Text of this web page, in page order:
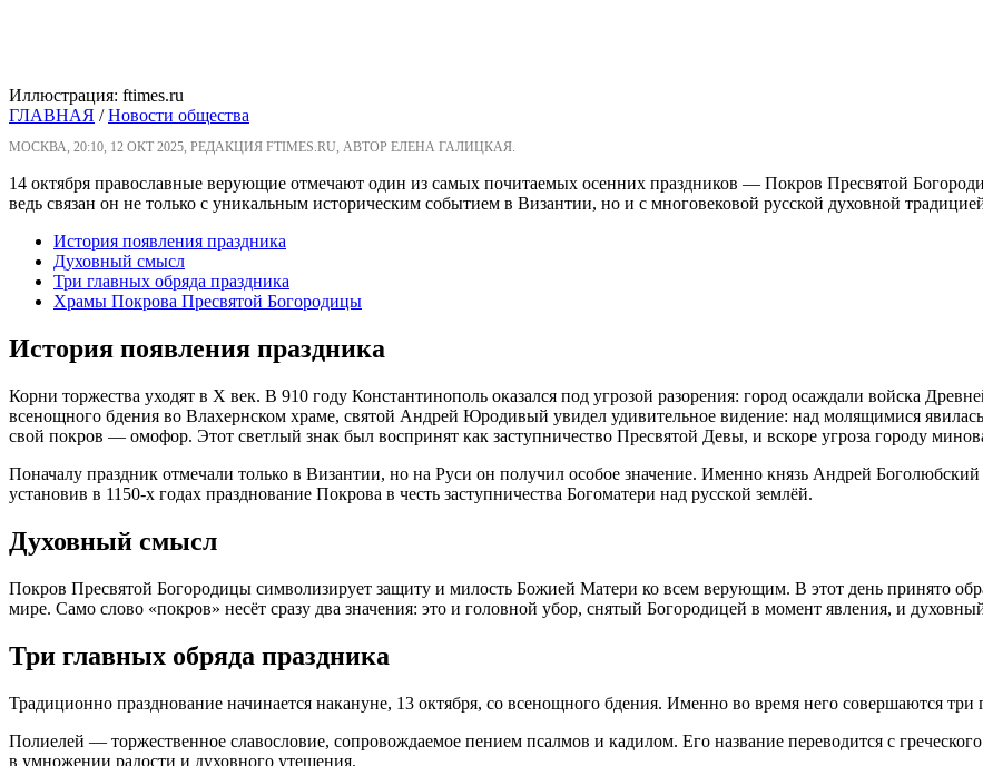
Иллюстрация: ftimes.ru
ГЛАВНАЯ /Новости общества
МОСКВА, 20:10, 12 ОКТ 2025, РЕДАКЦИЯ FTIMES.RU, АВТОР ЕЛЕНА ГАЛИЦКАЯ.
14 октября православные верующие отмечают один из самых почитаемых осенних праздников — Покров Пресвятой
ведь связан он не только с уникальным историческим событием в Византии, но и с многовековой русской духовной
История появления праздника
Духовный смысл
Три главных обряда праздника
Храмы Покрова Пресвятой Богородицы
История появления праздника
Корни торжества уходят в X век. В 910 году Константинополь оказался под угрозой разорения: город осаждали войска
всенощного бдения во Влахернском храме, святой Андрей Юродивый увидел удивительное видение: над молящимися
свой покров — омофор. Этот светлый знак был воспринят как заступничество Пресвятой Девы, и вскоре угроза городу
Поначалу праздник отмечали только в Византии, но на Руси он получил особое значение. Именно князь Андрей
установив в 1150-х годах празднование Покрова в честь заступничества Богоматери над русской землёй.
Духовный смысл
Покров Пресвятой Богородицы символизирует защиту и милость Божией Матери ко всем верующим. В этот день принято
мире. Само слово «покров» несёт сразу два значения: это и головной убор, снятый Богородицей в момент явления, и
Три главных обряда праздника
Традиционно празднование начинается накануне, 13 октября, со всенощного бдения. Именно во время него совершаются три
Полиелей — торжественное славословие, сопровождаемое пением псалмов и кадилом. Его название переводится с
в умножении радости и духовного утешения.